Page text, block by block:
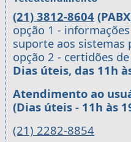
(21) 3812-8604
opção 1 -
suporte aos sistemas
opção 2 - certidões
Dias úteis, das 11h
Atendimento ao
(Dias úteis - 11h às
(21) 2282-8854